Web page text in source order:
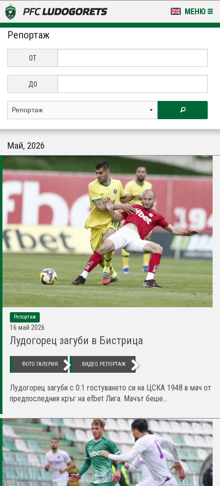
МЕНЮ
НОВИНИ & ГАЛЕРИИ
LUDOGORETS TV
СТАДИОН & БАЗИ
ЗА ФЕНОВЕ
Репортаж
ОТ
ДО
Май, 2026
Репортаж
16 май 2026
Лудогорец загуби в Бистрица
ФОТО ГАЛЕРИЯ ВИДЕО РЕПОРТАЖ
Лудогорец загуби с 0:1 гостуването си на ЦСКА 1948 в мач от
предпоследния кръг на efbet Лига. Мачът беше...